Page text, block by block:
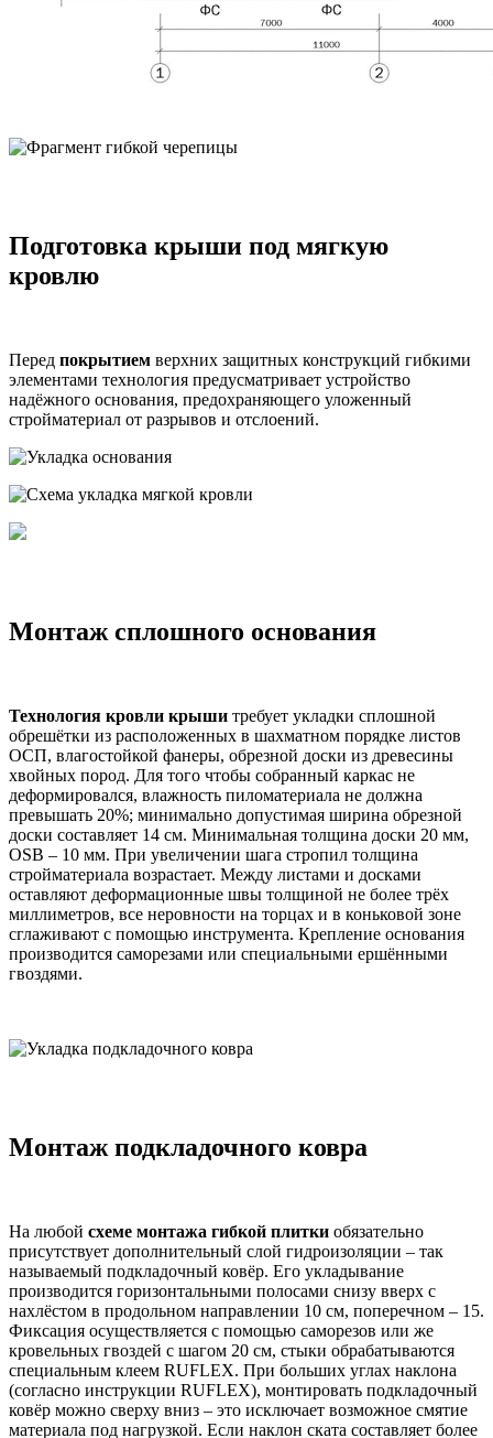
Подготовка крыши под мягкую
кровлю
Перед покрытием верхних защитных конструкций гибкими
элементами технология предусматривает устройство
надёжного основания, предохраняющего уложенный
стройматериал от разрывов и отслоений.
Монтаж сплошного основания
Технология кровли крыши требует укладки сплошной
обрешётки из расположенных в шахматном порядке листов
ОСП, влагостойкой фанеры, обрезной доски из древесины
хвойных пород. Для того чтобы собранный каркас не
деформировался, влажность пиломатериала не должна
превышать 20%; минимально допустимая ширина обрезной
доски составляет 14 см. Минимальная толщина доски 20 мм,
OSB – 10 мм. При увеличении шага стропил толщина
стройматериала возрастает. Между листами и досками
оставляют деформационные швы толщиной не более трёх
миллиметров, все неровности на торцах и в коньковой зоне
сглаживают с помощью инструмента. Крепление основания
производится саморезами или специальными ершёнными
гвоздями.
Монтаж подкладочного ковра
На любой схеме монтажа гибкой плитки обязательно
присутствует дополнительный слой гидроизоляции – так
называемый подкладочный ковёр. Его укладывание
производится горизонтальными полосами снизу вверх с
нахлёстом в продольном направлении 10 см, поперечном – 15.
Фиксация осуществляется с помощью саморезов или же
кровельных гвоздей с шагом 20 см, стыки обрабатываются
специальным клеем RUFLEX. При больших углах наклона
(согласно инструкции RUFLEX), монтировать подкладочный
ковёр можно сверху вниз – это исключает возможное смятие
материала под нагрузкой. Если наклон ската составляет более